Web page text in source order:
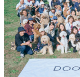
へ
移
動